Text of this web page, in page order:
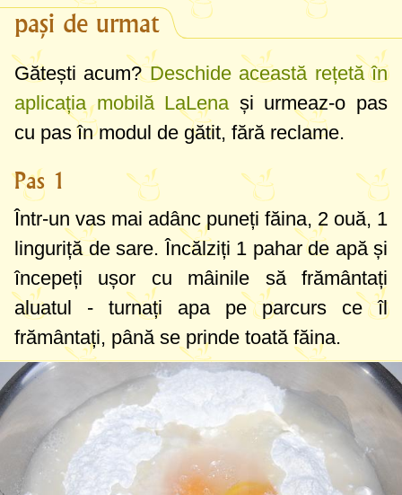
pași de urmat
Gătești acum?Deschide această rețetă în
aplicația mobilă LaLena și urmeaz-o pas
cu pas în modul de gătit, fără reclame.
Pas 1
Într-un vas mai adânc puneți făina, 2 ouă, 1
lingurițăde sare. Încălziți 1 paharde apă și
începeți ușor cu mâinile să frământați
aluatul - turnați apa pe parcurs ce îl
frământați, până se prinde toată făina.